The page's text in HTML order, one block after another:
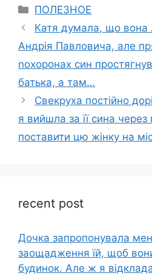
Categories
ПОЛЕЗНОЕ
Катя думала, що вона
Андрія Павловича, але
nохоронах син
батька, а там…
Свекруха постійно
я вийшла за її сина через
поставити цю жінку на
recent post
Дочка запpопонувала
заощадження їй, щоб
будинок. Але ж я